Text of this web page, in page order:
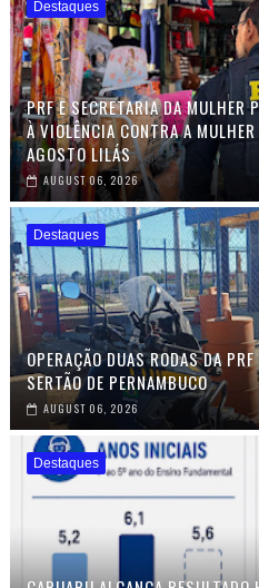
Destaques
PRF E SECRETARIA DA MULHER
À VIOLÊNCIA CONTRA A
AGOSTO LILÁS
AUGUST 06, 2026
Destaques
OPERAÇÃO DUAS RODAS DA
SERTÃO DE PERNAMBUCO
AUGUST 06, 2026
Destaques